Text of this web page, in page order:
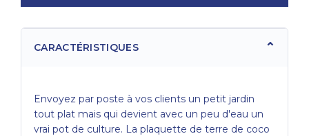
CARACTÉRISTIQUES
Envoyez par poste à vos clients un petit jardin
tout plat mais qui devient avec un peu d'eau un
vrai pot de culture. La plaquette de terre de coco